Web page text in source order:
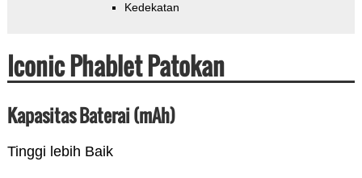
Kedekatan
Iconic Phablet Patokan
Kapasitas Baterai (mAh)
Tinggi lebih Baik